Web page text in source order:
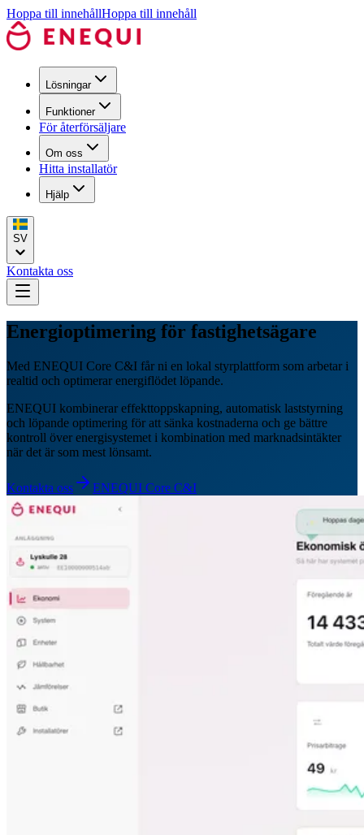
Hoppa till innehållHoppa till innehåll
Lösningar
Funktioner
För återförsäljare
Om oss
Hitta installatör
Hjälp
SV
Kontakta oss
Energioptimering för fastighetsägare
Med ENEQUI Core C&I får ni en lokal styrplattform som arbetar i
realtid och optimerar energiflödet löpande.
ENEQUI kombinerar effekttoppskapning, automatisk laststyrning
och löpande optimering för att sänka kostnaderna och ge bättre
kontroll över energisystemet i kombination med marknadsintäkter
när det är som mest lönsamt.
Kontakta oss ENEQUI Core C&I